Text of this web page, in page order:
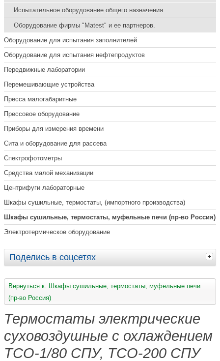
Испытательное оборудование общего назначения
Оборудование фирмы "Matest" и ее партнеров.
Оборудование для испытания заполнителей
Оборудование для испытания нефтепродуктов
Передвижные лаборатории
Перемешивающие устройства
Пресса малогабаритные
Прессовое оборудование
Приборы для измерения времени
Сита и оборудование для рассева
Спектрофотометры
Средства малой механизации
Центрифуги лабораторные
Шкафы сушильные, термостаты, (импортного производства)
Шкафы сушильные, термостаты, муфельные печи (пр-во Россия)
Электротермическое оборудование
Поделись в соцсетях
Вернуться к: Шкафы сушильные, термостаты, муфельные печи
(пр-во Россия)
Термостаты электрические
суховоздушные с охлаждением
ТСО-1/80 СПУ, ТСО-200 СПУ